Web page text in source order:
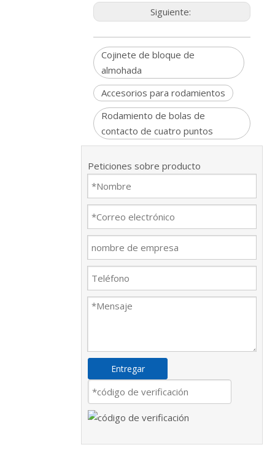
Siguiente:
Cojinete de bloque de
almohada
Accesorios para rodamientos
Rodamiento de bolas de
contacto de cuatro puntos
Peticiones sobre producto
Entregar